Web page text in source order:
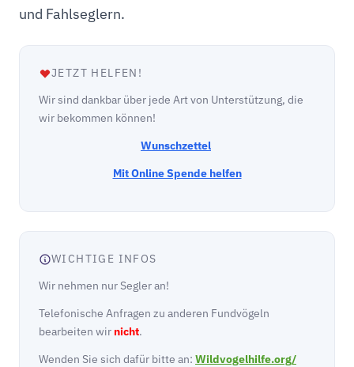
und Fahlseglern.
JETZT HELFEN!
Wir sind dankbar über jede Art von Unterstützung, die
wir bekommen können!
Wunschzettel
Mit Online Spende helfen
WICHTIGE INFOS
Wir nehmen nur Segler an!
Telefonische Anfragen zu anderen Fundvögeln
bearbeiten wir nicht.
Wenden Sie sich dafür bitte an: Wildvogelhilfe.org/